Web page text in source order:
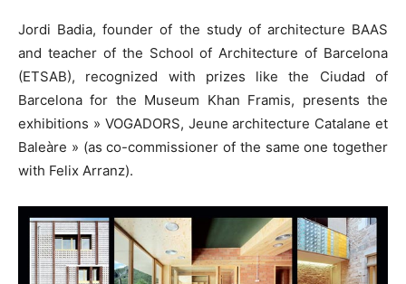
Jordi Badia, founder of the study of architecture BAAS
and teacher of the School of Architecture of Barcelona
(ETSAB), recognized with prizes like the Ciudad of
Barcelona for the Museum Khan Framis, presents the
exhibitions » VOGADORS, Jeune architecture Catalane et
Baleàre » (as co-commissioner of the same one together
with Felix Arranz).